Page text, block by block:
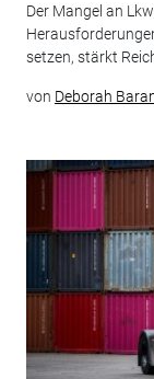
Der Mangel an
setzen, stärkt
von Deborah